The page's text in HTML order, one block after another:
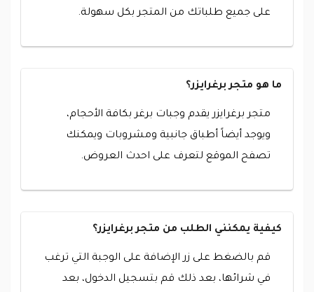
على جميع طلباتك من المتجر بكل سهولة.
ما هو متجر برغرايزر؟
متجر برغرايزر يقدم وجبات برغر بكافة الأحجام،
ويوجد أيضاً أطباق جانبية ومشروبات ويمكنك
تصفح الموقع لتعرف على احدث العروض.
كيفية يمكنني الطلب من متجر برغرايزر؟
قم بالضغط على زر الإضافة على الوجبة التي ترغب
في شرائها، بعد ذلك قم بتسجيل الدخول، بعد